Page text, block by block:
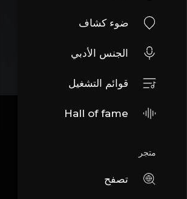
ضوء كشاف
الجنس الأدبي
قوائم التشغيل
Hall of fame
متجر
تصفح